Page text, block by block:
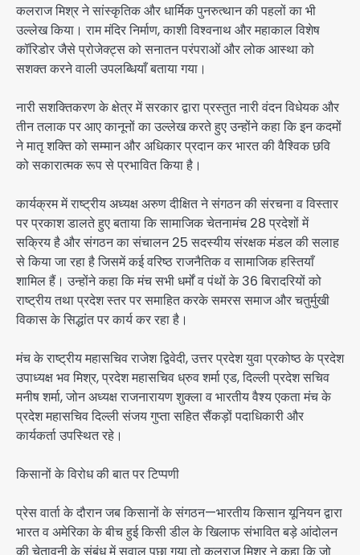
कलराज मिश्र ने सांस्कृतिक और धार्मिक पुनरुत्थान की पहलों का भी
उल्लेख किया। राम मंदिर निर्माण, काशी विश्वनाथ और महाकाल विशेष
कॉरिडोर जैसे प्रोजेक्ट्स को सनातन परंपराओं और लोक आस्था को
सशक्त करने वाली उपलब्धियाँ बताया गया।
नारी सशक्तिकरण के क्षेत्र में सरकार द्वारा प्रस्तुत नारी वंदन विधेयक और
तीन तलाक पर आए कानूनों का उल्लेख करते हुए उन्होंने कहा कि इन कदमों
ने मातृ शक्ति को सम्मान और अधिकार प्रदान कर भारत की वैश्विक छवि
को सकारात्मक रूप से प्रभावित किया है।
कार्यक्रम में राष्ट्रीय अध्यक्ष अरुण दीक्षित ने संगठन की संरचना व विस्तार
पर प्रकाश डालते हुए बताया कि सामाजिक चेतनामंच 28 प्रदेशों में
सक्रिय है और संगठन का संचालन 25 सदस्यीय संरक्षक मंडल की सलाह
से किया जा रहा है जिसमें कई वरिष्ठ राजनैतिक व सामाजिक हस्तियाँ
शामिल हैं। उन्होंने कहा कि मंच सभी धर्मों व पंथों के 36 बिरादरियों को
राष्ट्रीय तथा प्रदेश स्तर पर समाहित करके समरस समाज और चतुर्मुखी
विकास के सिद्धांत पर कार्य कर रहा है।
मंच के राष्ट्रीय महासचिव राजेश द्विवेदी, उत्तर प्रदेश युवा प्रकोष्ठ के प्रदेश
उपाध्यक्ष भव मिश्र, प्रदेश महासचिव ध्रुव शर्मा एड, दिल्ली प्रदेश सचिव
मनीष शर्मा, जोन अध्यक्ष राजनारायण शुक्ला व भारतीय वैश्य एकता मंच के
प्रदेश महासचिव दिल्ली संजय गुप्ता सहित सैंकड़ों पदाधिकारी और
कार्यकर्ता उपस्थित रहे।
किसानों के विरोध की बात पर टिप्पणी
प्रेस वार्ता के दौरान जब किसानों के संगठन—भारतीय किसान यूनियन द्वारा
भारत व अमेरिका के बीच हुई किसी डील के खिलाफ संभावित बड़े आंदोलन